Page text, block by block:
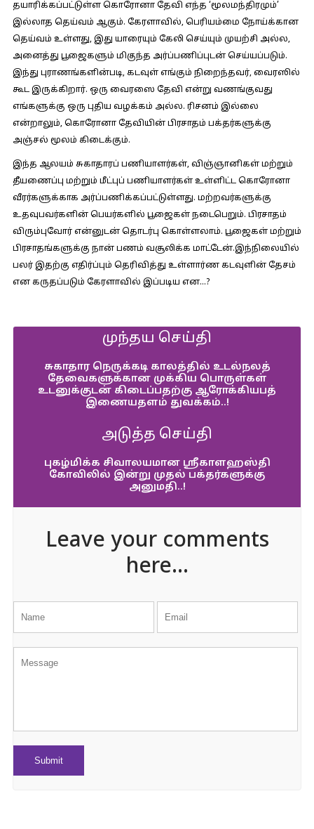
தயாரிக்கப்பட்டுள்ள கொரோனா தேவி எந்த ‘மூலமந்திரமும்’
இல்லாத தெய்வம் ஆகும். கேரளாவில், பெரியம்மை நோய்க்கான
தெய்வம் உள்ளது, இது யாரையும் கேலி செய்யும் முயற்சி அல்ல,
அனைத்து பூஜைகளும் மிகுந்த அர்ப்பணிப்புடன் செய்யப்படும்.
இந்து புராணங்களின்படி, கடவுள் எங்கும் நிறைந்தவர், வைரஸில்
கூட இருக்கிறார். ஒரு வைரஸை தேவி என்று வணங்குவது
எங்களுக்கு ஒரு புதிய வழக்கம் அல்ல. ரிசனம் இல்லை
என்றாலும், கொரோனா தேவியின் பிரசாதம் பக்தர்களுக்கு
அஞ்சல் மூலம் கிடைக்கும்.
இந்த ஆலயம் சுகாதாரப் பணியாளர்கள், விஞ்ஞானிகள் மற்றும்
தீயணைப்பு மற்றும் மீட்புப் பணியாளர்கள் உள்ளிட்ட கொரோனா
வீரர்களுக்காக அர்ப்பணிக்கப்பட்டுள்ளது. மற்றவர்களுக்கு
உதவுபவர்களின் பெயர்களில் பூஜைகள் நடைபெறும். பிரசாதம்
விரும்புவோர் என்னுடன் தொடர்பு கொள்ளலாம். பூஜைகள் மற்றும்
பிரசாதங்களுக்கு நான் பணம் வசூலிக்க மாட்டேன்.இந்நிலையில்
பலர் இதற்கு எதிர்ப்பும் தெரிவித்து உள்ளார்ண கடவுளின் தேசம்
என கருதப்படும் கேரளாவில் இப்படிய என…?
முந்தய செய்தி
சுகாதார நெருக்கடி காலத்தில் உடல்நலத்
தேவைகளுக்கான முக்கிய பொருள்கள்
உடனுக்குடன் கிடைப்பதற்கு ஆரோக்கியபத்
இணையதளம் துவக்கம்..!
அடுத்த செய்தி
புகழ்மிக்க சிவாலயமான ஸ்ரீகாளஹஸ்தி
கோவிலில் இன்று முதல் பக்தர்களுக்கு
அனுமதி..!
Leave your comments
here...